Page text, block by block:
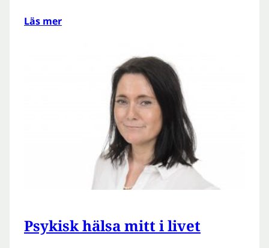
Läs mer
Psykisk hälsa mitt i livet